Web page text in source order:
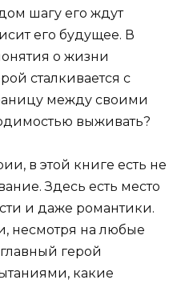
шагу его ждут
его будущее. В
о жизни
сталкивается с
между своими
выживать?
в этой книге есть не
Здесь есть место
и даже романтики.
несмотря на любые
герой
какие